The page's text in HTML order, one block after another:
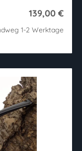
139,00 €
1-2 Werktage